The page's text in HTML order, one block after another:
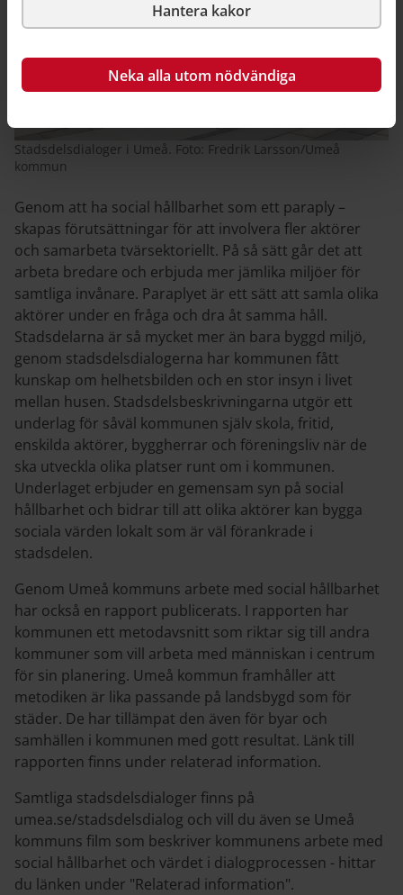
Hantera kakor
Neka alla utom nödvändiga
Stadsdelsdialoger i Umeå. Foto: Fredrik Larsson/Umeå
kommun
Genom att ha social hållbarhet som ett paraply –
skapas förutsättningar för att involvera fler aktörer
och samarbeta tvärsektoriellt. På så sätt går det att
arbeta bredare och erbjuda mer jämlika miljöer för
samtliga invånare. Paraplyet är ett sätt att samla olika
aktörer under en fråga och dra åt samma håll.
Stadsdelarna är så mycket mer än bara byggd miljö,
genom stadsdelsdialogerna har kommunen fått
kunskap om helhetsbilden och en stor insyn i livet
mellan husen. Stadsdelsbeskrivningarna utgör ett
underlag för såväl kommunen själv skola, fritid,
enskilda aktörer, byggherrar och föreningsliv när de
ska utveckla olika platser runt om i kommunen.
Underlaget erbjuder en gemensam syn på social
hållbarhet och bidrar till att olika aktörer kan bygga
sociala värden lokalt som är väl förankrade i
stadsdelen.
Genom Umeå kommuns arbete med social hållbarhet
har också en rapport publicerats. I rapporten har
kommunen ett metodavsnitt som riktar sig till andra
kommuner som vill arbeta med människan i centrum
för sin planering. Umeå kommun framhåller att
metodiken är lika passande på landsbygd som för
städer. De har tillämpat den även för byar och
samhällen i kommunen med gott resultat. Länk till
rapporten finns under relaterad information.
Samtliga stadsdelsdialoger finns på
umea.se/stadsdelsdialog och vill du även se Umeå
kommuns film som beskriver kommunens arbete med
social hållbarhet och värdet i dialogprocessen - hittar
du länken under "Relaterad information".